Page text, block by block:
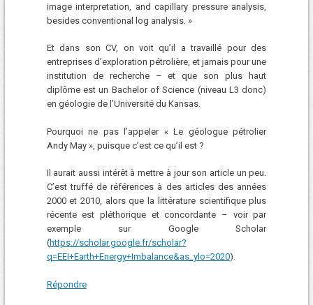
image interpretation, and capillary pressure analysis,
besides conventional log analysis. »
Et dans son CV, on voit qu’il a travaillé pour des
entreprises d’exploration pétrolière, et jamais pour une
institution de recherche – et que son plus haut
diplôme est un Bachelor of Science (niveau L3 donc)
en géologie de l’Université du Kansas.
Pourquoi ne pas l’appeler « Le géologue pétrolier
Andy May », puisque c’est ce qu’il est ?
Il aurait aussi intérêt à mettre à jour son article un peu.
C’est truffé de références à des articles des années
2000 et 2010, alors que la littérature scientifique plus
récente est pléthorique et concordante – voir par
exemple sur Google Scholar
(https://scholar.google.fr/scholar?
q=EEI+Earth+Energy+Imbalance&as_ylo=2020).
Répondre